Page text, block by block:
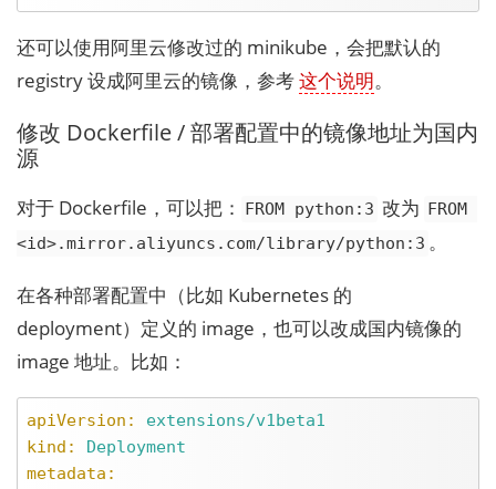
还可以使用阿里云修改过的 minikube，会把默认的
registry 设成阿里云的镜像，参考这个说明。
修改 Dockerfile / 部署配置中的镜像地址为国内
源
对于 Dockerfile，可以把： FROM python:3 改为
FROM
<id>.mirror.aliyuncs.com/library/python:3 。
在各种部署配置中（比如 Kubernetes 的
deployment）定义的 image，也可以改成国内镜像的
image 地址。比如：
apiVersion:
extensions/v1beta1
kind:
Deployment
metadata: